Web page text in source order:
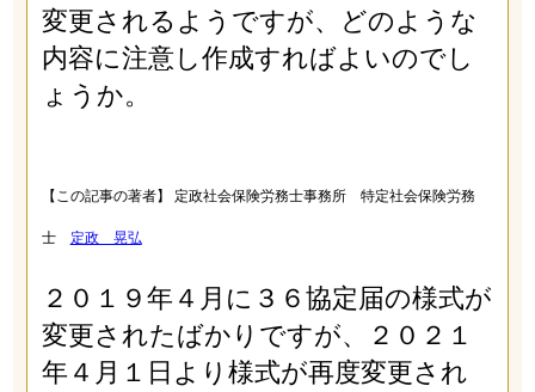
変更されるようですが、どのような
内容に注意し作成すればよいのでし
ょうか。
【この記事の著者】 定政社会保険労務士事務所 特定社会保険労務
士 定政 晃弘
２０１９年４月に３６協定届の様式が
変更されたばかりですが、２０２１
年４月１日より様式が再度変更され